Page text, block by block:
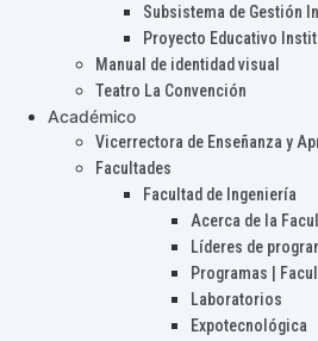
Subsistema de Gestión
Proyecto Educativo
Manual de identidad visual
Teatro La Convención
Académico
Vicerrectora de Enseñanza y
Facultades
Facultad de Ingeniería
Acerca de la
Líderes de
Programas |
Laboratorios
Expotecnológica